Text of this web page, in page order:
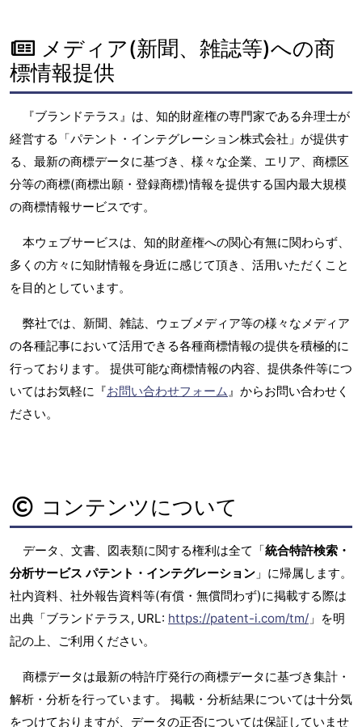
メディア(新聞、雑誌等)への商
標情報提供
『ブランドテラス』は、知的財産権の専門家である弁理士が
経営する「パテント・インテグレーション株式会社」が提供す
る、最新の商標データに基づき、様々な企業、エリア、商標区
分等の商標(商標出願・登録商標)情報を提供する国内最大規模
の商標情報サービスです。
本ウェブサービスは、知的財産権への関心有無に関わらず、
多くの方々に知財情報を身近に感じて頂き、活用いただくこと
を目的としています。
弊社では、新聞、雑誌、ウェブメディア等の様々なメディア
の各種記事において活用できる各種商標情報の提供を積極的に
行っております。 提供可能な商標情報の内容、提供条件等につ
いてはお気軽に『お問い合わせフォーム』からお問い合わせく
ださい。
コンテンツについて
データ、文書、図表類に関する権利は全て「統合特許検索・
分析サービス パテント・インテグレーション 」に帰属します。
社内資料、社外報告資料等(有償・無償問わず)に掲載する際は
出典「ブランドテラス, URL: https://patent-i.com/tm/ 」を明
記の上、ご利用ください。
商標データは最新の特許庁発行の商標データに基づき集計・
解析・分析を行っています。 掲載・分析結果については十分気
をつけておりますが、データの正否については保証していませ